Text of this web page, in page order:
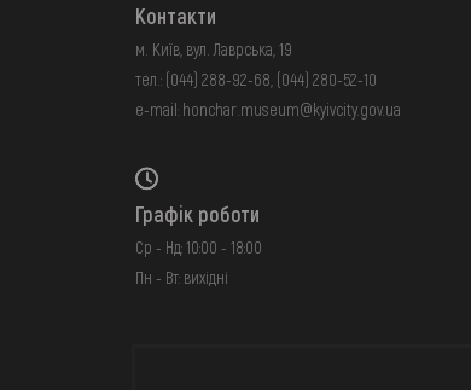
Контакти
м. Київ, вул. Лаврська, 19
тел.: (044) 288-92-68 (044) 280-52-10
e-mail: honchar.museum@kyivcity.gov.ua
Графік роботи
Ср - Нд: 10:00 - 18:00
Пн - Вт: вихідні